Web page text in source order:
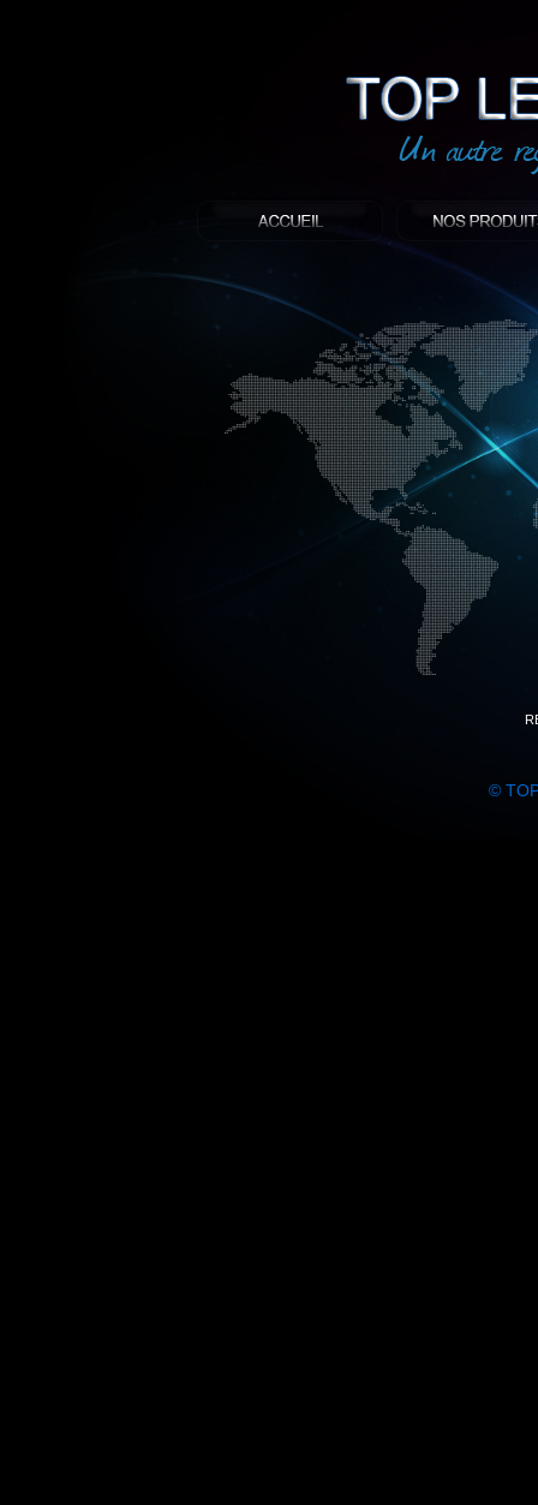
©
: Top led world
Produit décoratif led
Objet publicitaire led
éclairage blanc led
Enseigne publicitaire
Fabriquant et distributeur français
gamme à base de LED.
led, Topledworld, top led world, top
économie énergie, edf, lumière,